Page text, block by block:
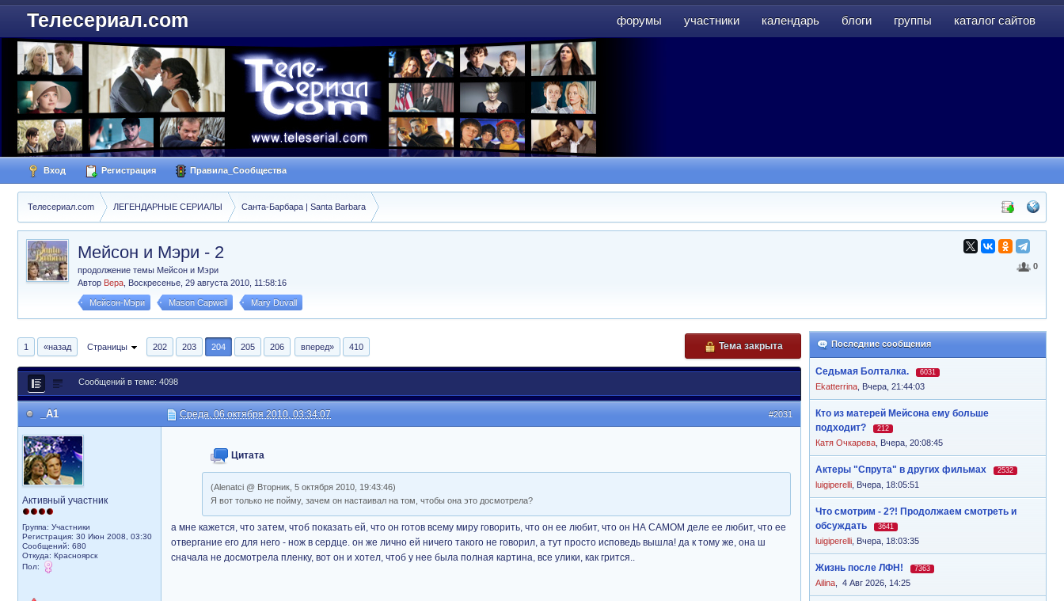
форумы участники календарь блоги группы каталог сайтов
Телесериал.com
Вход Регистрация Правила_Сообщества
Телесериал.com ЛЕГЕНДАРНЫЕ СЕРИАЛЫ Санта-Барбара | Santa Barbara
0
Мейсон и Мэри - 2
продолжение темы Мейсон и Мэри
Автор Вера Воскресенье, 29 августа 2010, 11:58:16
Мейсон-Мэри Mason Capwell Mary Duvall
Последние сообщения
Седьмая Болталка. 6031
Ekatterrina Вчера, 21:44:03
Кто из матерей Мейсона ему больше
подходит?
212
Катя Очкарева Вчера, 20:08:45
Актеры "Спрута" в других фильмах 2532
luigiperelli Вчера, 18:05:51
Что смотрим - 2?! Продолжаем смотреть и
обсуждать
3641
luigiperelli Вчера, 18:03:35
Жизнь после ЛФН! 7363
Ailina 4 Авг 2026, 14:25
1 «назад Страницы 202 203 204 205 206 вперед» 410 Тема закрыта
Сообщений в теме: 4098
#2031
_A1 Среда, 06 октября 2010, 03:34:07
Активный участник
Группа: Участники
Регистрация: 30 Июн 2008, 03:30
Сообщений: 680
Откуда: Красноярск
Пол:
Цитата
(Alenatci @ Вторник, 5 октября 2010, 19:43:46)
Я вот только не пойму, зачем он настаивал на том, чтобы она это досмотрела?
а мне кажется, что затем, чтоб показать ей, что он готов всему миру говорить, что он ее любит, что он НА САМОМ деле ее любит, что ее
отвергание его для него - нож в сердце. он же лично ей ничего такого не говорил, а тут просто исповедь вышла! да к тому же, она ш
сначала не досмотрела пленку, вот он и хотел, чтоб у нее была полная картина, все улики, как грится..